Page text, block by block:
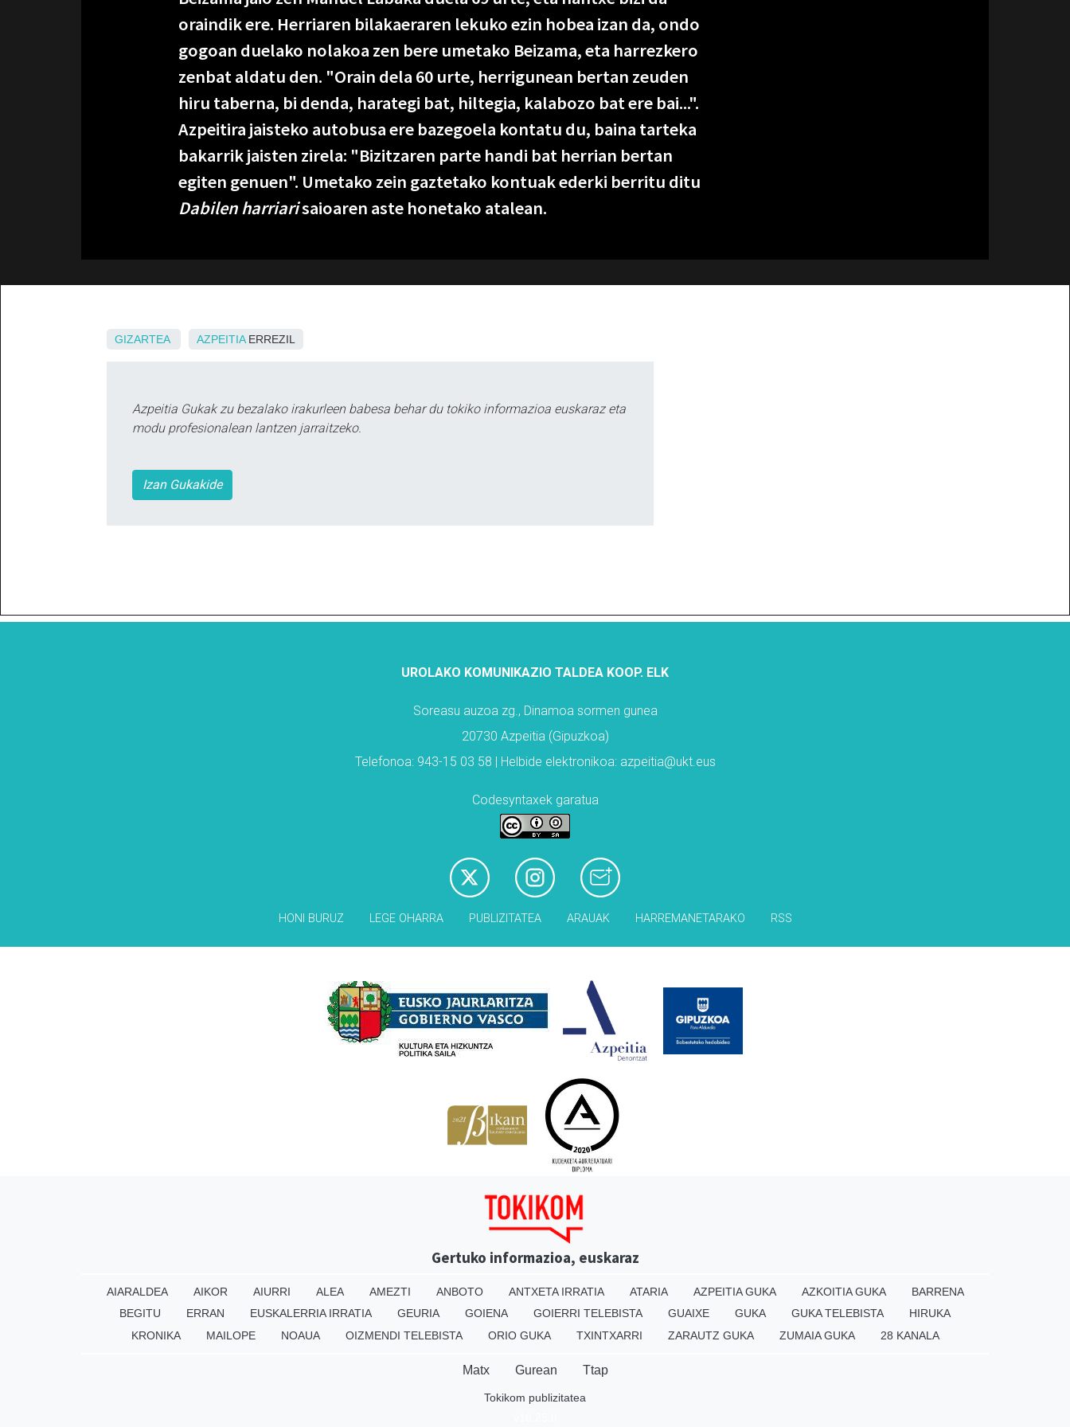
oraindik ere. Herriaren bilakaeraren lekuko ezin hobea izan da, ondo
gogoan duelako nolakoa zen bere umetako Beizama, eta harrezkero
zenbat aldatu den. "Orain dela 60 urte, herrigunean bertan zeuden
hiru taberna, bi denda, harategi bat, hiltegia, kalabozo bat ere bai...".
Azpeitira jaisteko autobusa ere bazegoela kontatu du, baina tarteka
bakarrik jaisten zirela: "Bizitzaren parte handi bat herrian bertan
egiten genuen". Umetako zein gaztetako kontuak ederki berritu ditu
Dabilen harriarisaioaren aste honetako atalean.
GIZARTEA AZPEITIAERREZIL
Azpeitia Gukak zu bezalako irakurleen babesa behar du tokiko informazioa euskaraz eta
modu profesionalean lantzen jarraitzeko.
Izan Gukakide
UROLAKO KOMUNIKAZIO TALDEA KOOP. ELK
Soreasu auzoa zg., Dinamoa sormen gunea
20730 Azpeitia (Gipuzkoa)
Telefonoa: 943-15 03 58 | Helbide elektronikoa: azpeitia@ukt.eus
Codesyntaxek garatua
HONI BURUZ LEGE OHARRA PUBLIZITATEA ARAUAK HARREMANETARAKO RSS
Gertuko informazioa, euskaraz
AIARALDEA AIKOR AIURRI ALEA AMEZTI ANBOTO ANTXETA IRRATIA ATARIA AZPEITIA GUKA AZKOITIA GUKA
BARRENA
BEGITU
ERRAN EUSKALERRIA IRRATIA GEURIA GOIENA GOIERRI TELEBISTA GUAIXE GUKA GUKA TELEBISTA
HIRUKA
KRONIKA
MAILOPE NOAUA OIZMENDI TELEBISTA ORIO GUKA TXINTXARRI ZARAUTZ GUKA ZUMAIA GUKA 28 KANALA
Matx Gurean Ttap
Tokikom publizitatea